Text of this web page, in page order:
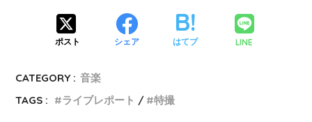
ポスト シェア はてブ LINE
CATEGORY : 音楽
TAGS :
ライブレポート 特撮